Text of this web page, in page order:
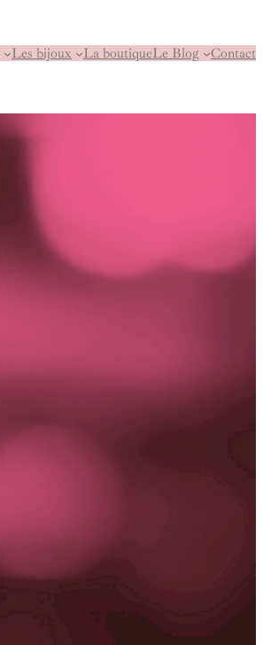
Les bijoux La boutiqueLe Blog Contact